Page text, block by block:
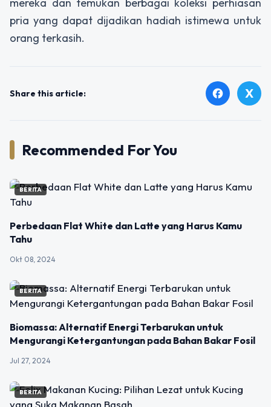
pria yang dapat dijadikan hadiah istimewa untuk
orang terkasih.
Share this article: facebook X
Recommended For You
BERITA
Perbedaan Flat White dan Latte yang Harus Kamu
Tahu
Okt 08, 2024
BERITA
Biomassa: Alternatif Energi Terbarukan untuk
Mengurangi Ketergantungan pada Bahan Bakar Fosil
Jul 27, 2024
BERITA